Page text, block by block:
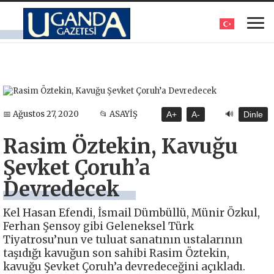
📅 Ağustos 27, 2020 📂 ASAYİŞ A+ A- 🔊 Dinle
Rasim Öztekin, Kavuğu
Şevket Çoruh’a
Devredecek
Kel Hasan Efendi, İsmail Dümbüllü, Münir Özkul,
Ferhan Şensoy gibi Geleneksel Türk
Tiyatrosu’nun ve tuluat sanatının ustalarının
taşıdığı kavuğun son sahibi Rasim Öztekin,
kavuğu Şevket Çoruh’a devredeceğini açıkladı.